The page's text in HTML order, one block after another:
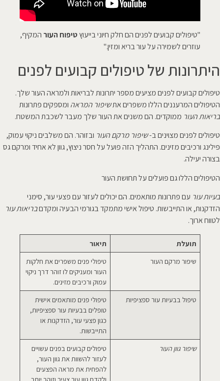
"טיפולים קבועים לפנים הם חלק חיוני בייעוץטיפוח העור המקיף,
עוזרים לשמירה על עור בריא ומזין."
היתרונות של טיפולים קבועים לפנים
טיפולים קבועים לפנים מציעים מספר יתרונות לבריאות ולמראה העור שלך.
הטיפולים המרעננים הללו משפרים אתשיפור המראה ומספקים פתרונות
בריאות העור ממוקדים. הם משנים את העור שלך מעבר לשכבת המשטח.
טיפולים לפנים מצוינים ב-שיפור מרקם העור ובזוהר. הם משלבים ניקוי עמוק,
פילינג ורכיבים מזינים. התהליך הזה פועל על חסר ניצוץ, גוון לא אחיד ומרקם גס
בצורה יעילה.
הטיפולים הללו גם פועלים על תחושת העור
בעיות עור עם פתרונות מותאמים. הם יכולים לעזור עם פצעי עור, סימני
הזדקנות, או התייבשות. טיפול אישי מתמקד בגורמי הבעיה ומקדםבריאות עור
לטווח ארוך.
תועלת
תיאור
שיפור מרקם העור
טיפולי פנים משפרים את חלקות
העור ומעניקים לו זוהר דרך ניקוי
עמוק ורכיבים מזינים.
טיפול בבעיות עור ספציפיות
טיפולי פנים מותאמים אישית
טופלים בבעיות עור ספציפיות,
כגון פצעי עור, הזדקנות או
התייבשות.
שיפור גוון העור
טיפולים קבועים בפנים עשויים
לעזור להשוות את גוון העור,
להפחית את מראה הפצעים